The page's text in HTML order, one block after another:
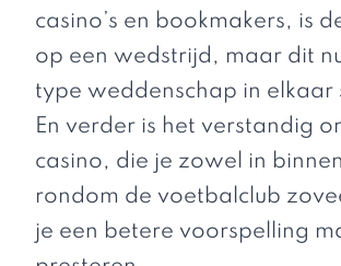
casino’s en bookmakers, is
op een wedstrijd, maar dit
type weddenschap in elkaar
En verder is het verstandig
casino, die je zowel in
rondom de voetbalclub
je een betere voorspelling